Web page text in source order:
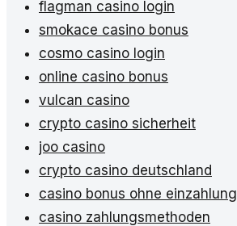
flagman casino login
smokace casino bonus
cosmo casino login
online casino bonus
vulcan casino
crypto casino sicherheit
joo casino
crypto casino deutschland
casino bonus ohne einzahlung
casino zahlungsmethoden